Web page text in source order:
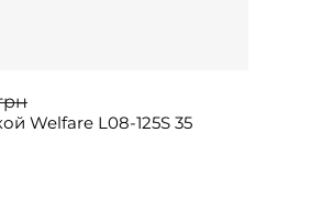
Welfare L08-125S 35